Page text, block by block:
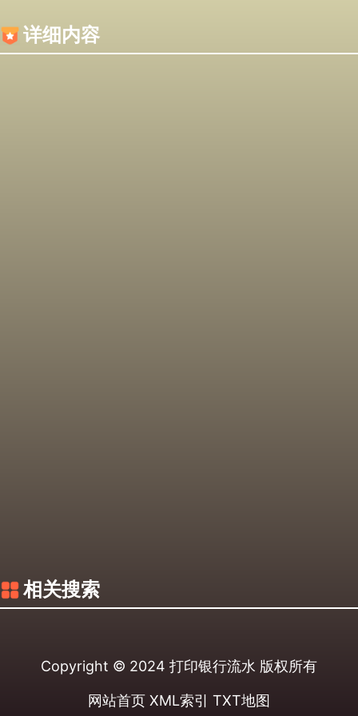
详细内容
相关搜索
Copyright © 2024 打印银行流水 版权所有
网站首页 XML索引 TXT地图